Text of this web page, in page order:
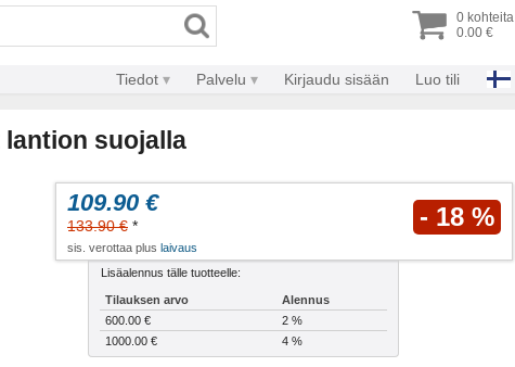
0 kohteita
0.00 €
Tiedot Palvelu Kirjaudu sisään Luo tili
lantion suojalla
109.90 €
133.90 € * - 18 %
sis. verottaa plus laivaus
Lisäalennus tälle tuotteelle:
Tilauksen arvo
Alennus
600.00 €
2 %
1000.00 €
4 %